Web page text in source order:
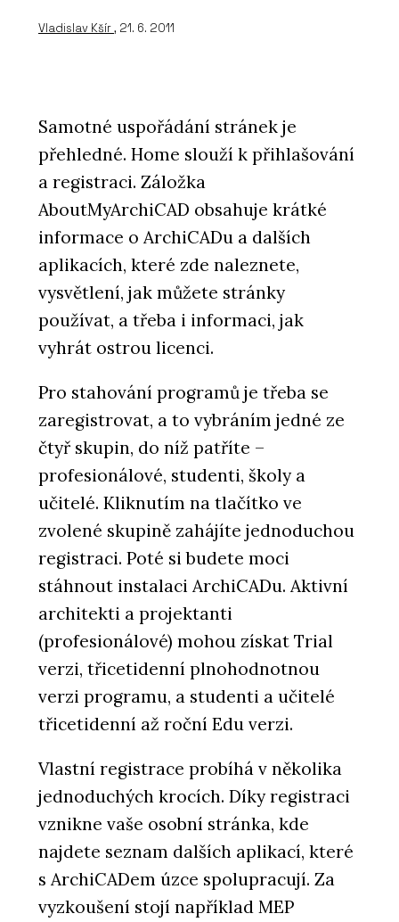
Vladislav Kšír, 21. 6. 2011
Samotné uspořádání stránek je
přehledné. Home slouží k přihlašování
a registraci. Záložka
AboutMyArchiCAD obsahuje krátké
informace o ArchiCADu a dalších
aplikacích, které zde naleznete,
vysvětlení, jak můžete stránky
používat, a třeba i informaci, jak
vyhrát ostrou licenci.
Pro stahování programů je třeba se
zaregistrovat, a to vybráním jedné ze
čtyř skupin, do níž patříte –
profesionálové, studenti, školy a
učitelé. Kliknutím na tlačítko ve
zvolené skupině zahájíte jednoduchou
registraci. Poté si budete moci
stáhnout instalaci ArchiCADu. Aktivní
architekti a projektanti
(profesionálové) mohou získat Trial
verzi, třicetidenní plnohodnotnou
verzi programu, a studenti a učitelé
třicetidenní až roční Edu verzi.
Vlastní registrace probíhá v několika
jednoduchých krocích. Díky registraci
vznikne vaše osobní stránka, kde
najdete seznam dalších aplikací, které
s ArchiCADem úzce spolupracují. Za
vyzkoušení stojí například MEP